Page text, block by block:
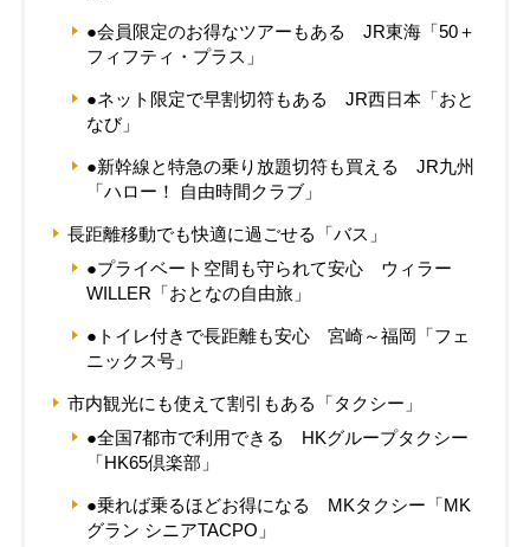
●会員限定のお得なツアーもある JR東海「50＋
フィフティ・プラス」
●ネット限定で早割切符もある JR西日本「おと
なび」
●新幹線と特急の乗り放題切符も買える JR九州
「ハロー！ 自由時間クラブ」
長距離移動でも快適に過ごせる「バス」
●プライベート空間も守られて安心 ウィラー
WILLER「おとなの自由旅」
●トイレ付きで長距離も安心 宮崎～福岡「フェ
ニックス号」
市内観光にも使えて割引もある「タクシー」
●全国7都市で利用できる HKグループタクシー
「HK65倶楽部」
●乗れば乗るほどお得になる MKタクシー「MK
グラン シニアTACPO」